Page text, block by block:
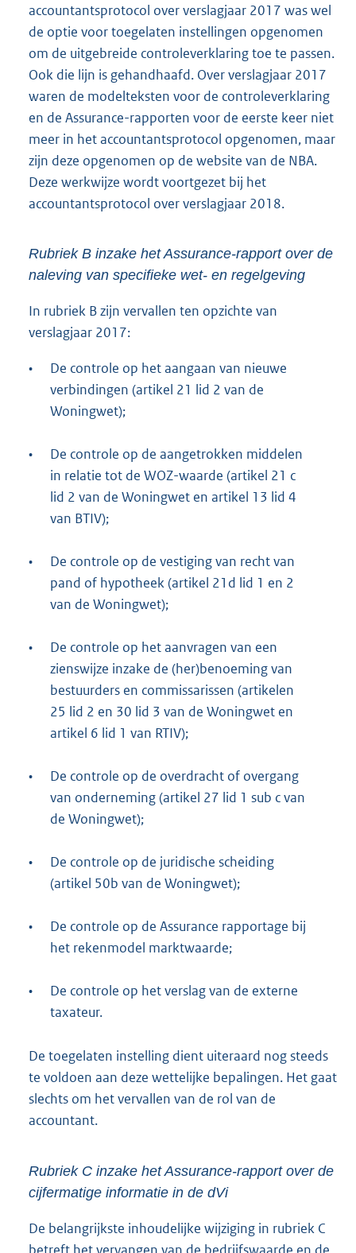
accountantsprotocol over verslagjaar 2017 was wel
de optie voor toegelaten instellingen opgenomen
om de uitgebreide controleverklaring toe te passen.
Ook die lijn is gehandhaafd. Over verslagjaar 2017
waren de modelteksten voor de controleverklaring
en de Assurance-rapporten voor de eerste keer niet
meer in het accountantsprotocol opgenomen, maar
zijn deze opgenomen op de website van de NBA.
Deze werkwijze wordt voortgezet bij het
accountantsprotocol over verslagjaar 2018.
Rubriek B inzake het Assurance-rapport over de
naleving van specifieke wet- en regelgeving
In rubriek B zijn vervallen ten opzichte van
verslagjaar 2017:
•
De controle op het aangaan van nieuwe
verbindingen (artikel 21 lid 2 van de
Woningwet);
•
De controle op de aangetrokken middelen
in relatie tot de WOZ-waarde (artikel 21 c
lid 2 van de Woningwet en artikel 13 lid 4
van BTIV);
•
De controle op de vestiging van recht van
pand of hypotheek (artikel 21d lid 1 en 2
van de Woningwet);
•
De controle op het aanvragen van een
zienswijze inzake de (her)benoeming van
bestuurders en commissarissen (artikelen
25 lid 2 en 30 lid 3 van de Woningwet en
artikel 6 lid 1 van RTIV);
•
De controle op de overdracht of overgang
van onderneming (artikel 27 lid 1 sub c van
de Woningwet);
•
De controle op de juridische scheiding
(artikel 50b van de Woningwet);
•
De controle op de Assurance rapportage bij
het rekenmodel marktwaarde;
•
De controle op het verslag van de externe
taxateur.
De toegelaten instelling dient uiteraard nog steeds
te voldoen aan deze wettelijke bepalingen. Het gaat
slechts om het vervallen van de rol van de
accountant.
Rubriek C inzake het Assurance-rapport over de
cijfermatige informatie in de dVi
De belangrijkste inhoudelijke wijziging in rubriek C